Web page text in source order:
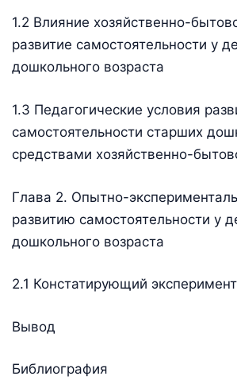
1.2 Влияние хозяйственно-
развитие самостоятельности у
дошкольного возраста
1.3 Педагогические условия
самостоятельности старших
средствами хозяйственно-
Глава 2. Опытно-
развитию самостоятельности у
дошкольного возраста
2.1 Констатирующий эксперимент
Вывод
Библиография